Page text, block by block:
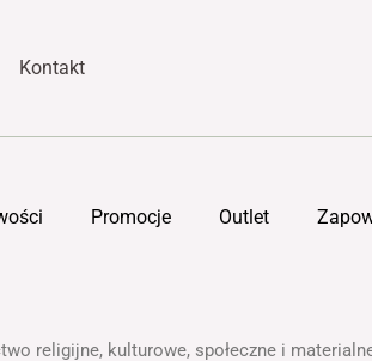
Kontakt
Promocje Outlet
religijne, kulturowe, społeczne i